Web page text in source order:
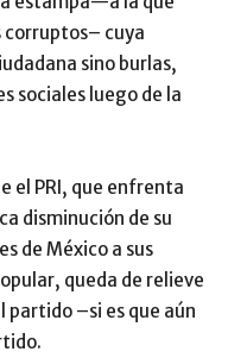
corruptos– cuya
sino burlas,
sociales luego de la
el PRI, que enfrenta
disminución de su
de México a sus
queda de relieve
partido –si es que aún